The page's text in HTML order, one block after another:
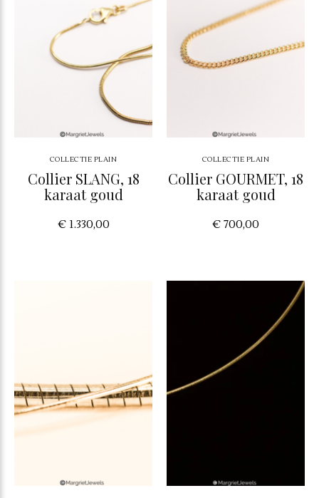
COLLECTIE PLAIN
Collier SLANG, 18
karaat goud
€ 1.330,00
COLLECTIE PLAIN
Collier GOURMET, 18
karaat goud
€ 700,00